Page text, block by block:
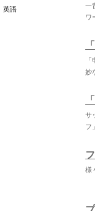
英語
一
ワ
妙
サ
フ
様